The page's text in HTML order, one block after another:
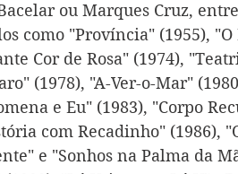
ou Marques Cruz,
como "Província" (1955),
Cor de Rosa" (1974),
(1978), "A-Ver-o-Mar"
e Eu" (1983), "Corpo
com Recadinho" (1986),
e "Sonhos na Palma da